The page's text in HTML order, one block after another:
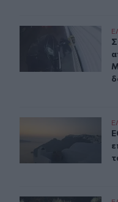
Συνελήφθη στη
ΕΟΤ: Η Ελλάδα στις